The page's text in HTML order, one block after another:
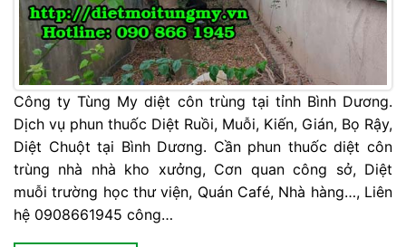
Công ty Tùng My diệt côn trùng tại tỉnh Bình Dương.
Dịch vụ phun thuốc Diệt Ruồi, Muỗi, Kiến, Gián, Bọ Rậy,
Diệt Chuột tại Bình Dương. Cần phun thuốc diệt côn
trùng nhà nhà kho xưởng, Cơn quan công sở, Diệt
muỗi trường học thư viện, Quán Café, Nhà hàng…, Liên
hệ 0908661945 công…